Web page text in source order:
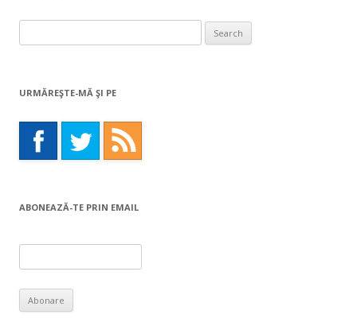
for:
URMĂREŞTE-MĂ ŞI PE
ABONEAZĂ-TE PRIN EMAIL